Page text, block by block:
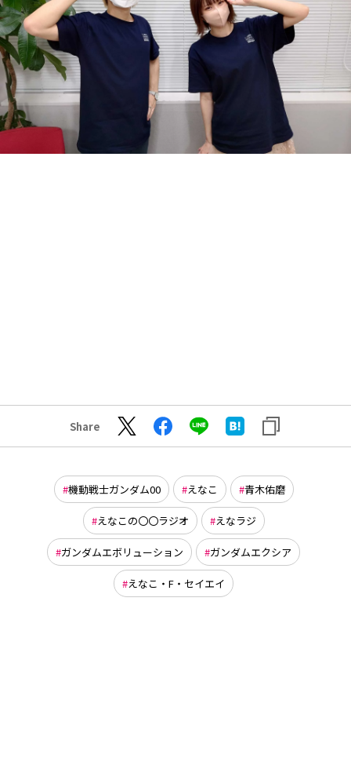
Share
機動戦士ガンダム00 えなこ 青木佑磨
えなこの〇〇ラジオ えなラジ
ガンダムエボリューション ガンダムエクシア
えなこ・F・セイエイ